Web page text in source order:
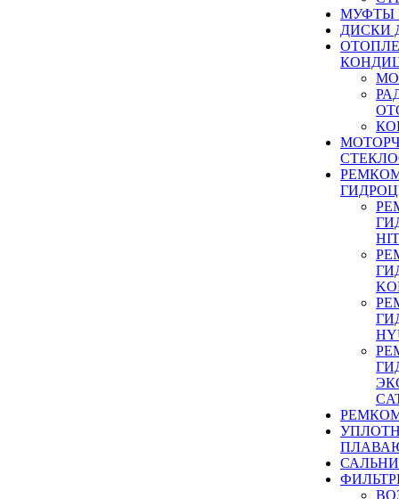
МУФТЫ
ДИСКИ